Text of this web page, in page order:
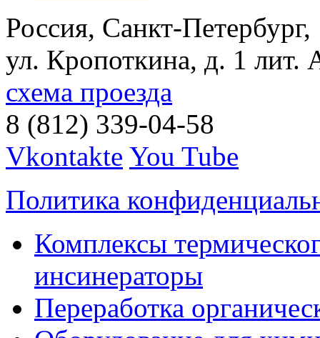
Россия, Санкт-Петербург,
ул. Кропоткина, д. 1 лит.
схема проезда
8 (812) 339-04-58
Vkontakte You Tube
Политика
Комплексы
инсинераторы
Переработка